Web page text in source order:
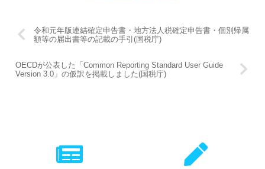
令和元年版連結確定申告書・地方法人税確定申告書・個別帰属
額等の届出書等の記載の手引(国税庁)
OECDが公表した「Common Reporting Standard User Guide
Version 3.0」の仮訳を掲載しました(国税庁)